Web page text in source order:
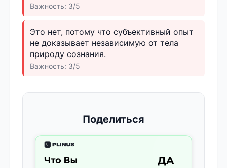
Важность: 3/5
Это нет, потому что субъективный опыт
не доказывает независимую от тела
природу сознания.
Важность: 3/5
Поделиться